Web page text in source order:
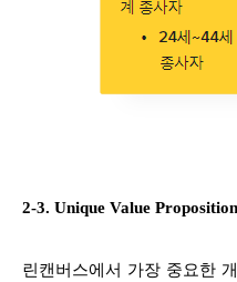
2-3. Unique Value Proposition
린캔버스에서 가장 중요한